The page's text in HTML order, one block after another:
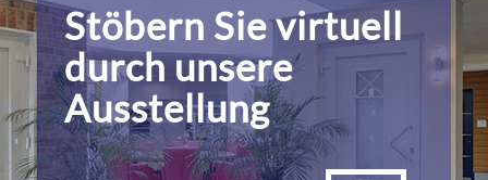
Stöbern Sie virtuell
durch unsere
Ausstellung